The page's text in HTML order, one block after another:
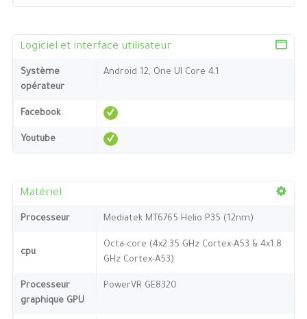
Logiciel et interface utilisateur
Système
opérateur
Android 12, One UI Core 4.1
Facebook
Youtube
Matériel
Processeur Mediatek MT6765 Helio P35 (12nm)
cpu
Octa-core (4x2.35 GHz Cortex-A53 & 4x1.8
GHz Cortex-A53)
Processeur
graphique GPU
PowerVR GE8320